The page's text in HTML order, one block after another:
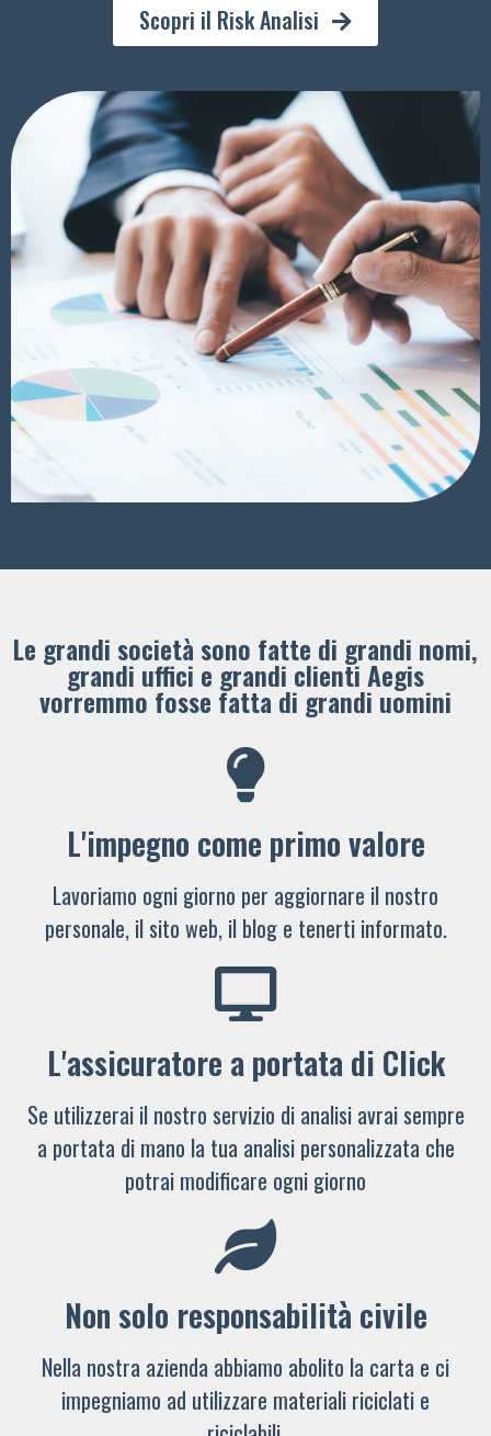
Scopri il Risk Analisi
Le grandi società sono fatte di grandi nomi,
grandi uffici e grandi clienti ​Aegis
vorremmo fosse fatta di grandi uomini
L'impegno come primo valore
Lavoriamo ogni giorno per aggiornare il nostro
personale, il sito web, il blog e tenerti informato.
L'assicuratore a portata di Click
Se utilizzerai il nostro servizio di analisi avrai sempre
a portata di mano la tua analisi personalizzata che
potrai modificare ogni giorno
Non solo responsabilità civile
Nella nostra azienda abbiamo abolito la carta e ci
impegniamo ad utilizzare materiali riciclati e